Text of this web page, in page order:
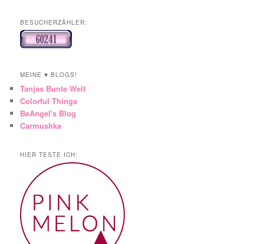
BESUCHERZÄHLER:
MEINE ♥ BLOGS!
Tanjas Bunte Welt
Colorful Things
BeAngel's Blog
Carmushka
HIER TESTE ICH: